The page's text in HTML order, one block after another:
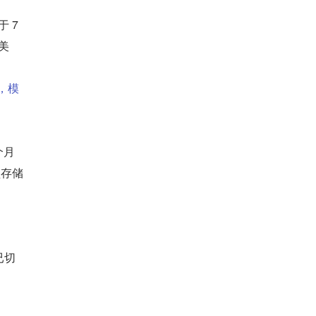
7
模
储
切